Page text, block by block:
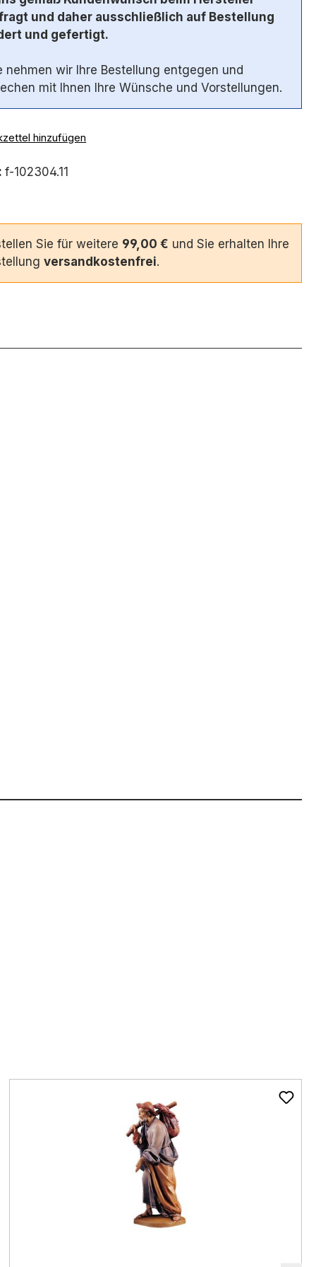
und daher ausschließlich auf Bestellung
und gefertigt.
nehmen wir Ihre Bestellung entgegen und
mit Ihnen Ihre Wünsche und Vorstellungen.
hinzufügen
f-102304.11
Sie für weitere 99,00 € und Sie erhalten Ihre
versandkostenfrei.